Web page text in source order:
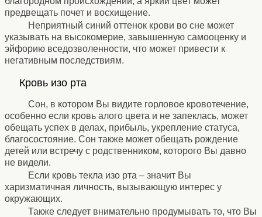
предвещать почет и восхищение.
Неприятный синий оттенок крови во сне может
указывать на высокомерие, завышенную самооценку и
эйфорию вседозволенности, что может привести к
негативным последствиям.
Кровь изо рта
Сон, в котором Вы видите горловое кровотечение,
особенно если кровь алого цвета и не запеклась, может
обещать успех в делах, прибыль, укрепление статуса,
благосостояние. Сон также может обещать рождение
детей или встречу с родственником, которого Вы давно
не видели.
Если кровь текла изо рта – значит Вы
харизматичная личность, вызывающую интерес у
окружающих.
Также следует внимательно продумывать то, что Вы